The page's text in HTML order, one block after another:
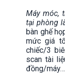
Máy móc,
tại phòng
bàn ghế
mức giá
chiếc/3
scan tài
đồng/máy…